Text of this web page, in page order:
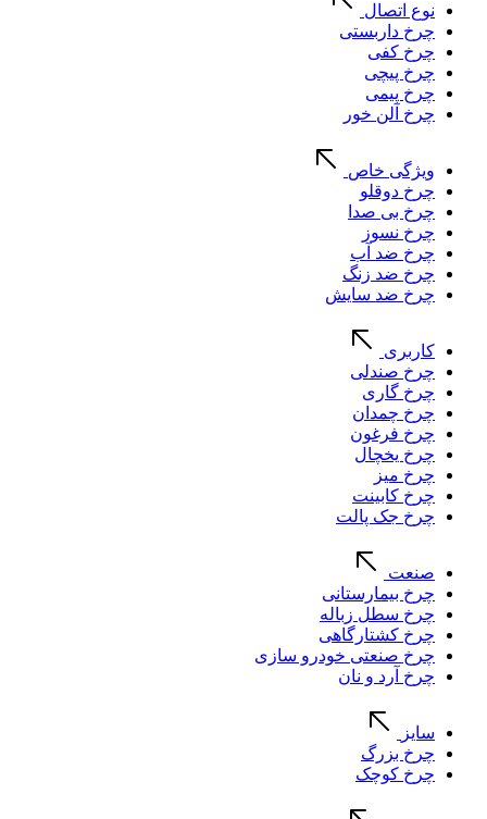
نوع اتصال
چرخ داربستی
چرخ کفی
چرخ پیچی
چرخ پیمی
چرخ آلن خور
ویژگی خاص
چرخ دوقلو
چرخ بی صدا
چرخ نسوز
چرخ ضد آب
چرخ ضد زنگ
چرخ ضد سایش
کاربری
چرخ صندلی
چرخ گاری
چرخ چمدان
چرخ فرغون
چرخ یخچال
چرخ میز
چرخ کابینت
چرخ جک پالت
صنعت
چرخ بیمارستانی
چرخ سطل زباله
چرخ کشتارگاهی
چرخ صنعتی خودرو سازی
چرخ آرد و نان
سایز
چرخ بزرگ
چرخ کوچک